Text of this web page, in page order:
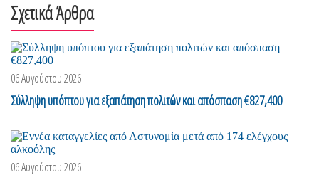
Σχετικά Άρθρα
06 Αυγούστου 2026
Σύλληψη υπόπτου για εξαπάτηση πολιτών και απόσπαση €827,400
06 Αυγούστου 2026